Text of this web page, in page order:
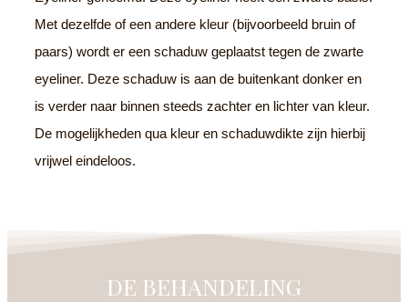
Met dezelfde of een andere kleur (bijvoorbeeld bruin of
paars) wordt er een schaduw geplaatst tegen de zwarte
eyeliner. Deze schaduw is aan de buitenkant donker en
is verder naar binnen steeds zachter en lichter van kleur.
De mogelijkheden qua kleur en schaduwdikte zijn hierbij
vrijwel eindeloos.
DE BEHANDELING